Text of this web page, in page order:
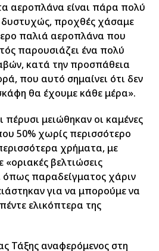
αεροπλάνα είναι πάρα πολύ
δυστυχώς, προχθές χάσαμε
παλιά αεροπλάνα που
παρουσιάζει ένα πολύ
κατά την προσπάθεια
που αυτό σημαίνει ότι δεν
θα έχουμε κάθε μέρα».
πέρυσι μειώθηκαν οι καμένες
50% χωρίς περισσότερο
χρήματα, με
«οριακές βελτιώσεις
όπως παραδείγματος χάριν
για να μπορούμε να
ελικόπτερα της
Τάξης αναφερόμενος στη